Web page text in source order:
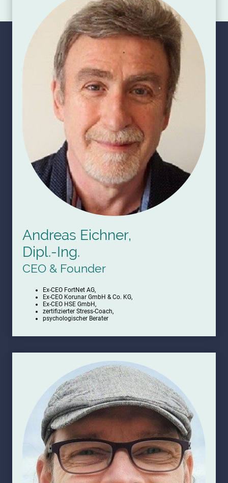
Andreas Eichner,
Dipl.-Ing.
CEO & Founder
Ex-CEO FortNet AG,
Ex-CEO Korunar GmbH & Co. KG,
Ex-CEO HSE GmbH,
zertifizierter Stress-Coach,
psychologischer Berater